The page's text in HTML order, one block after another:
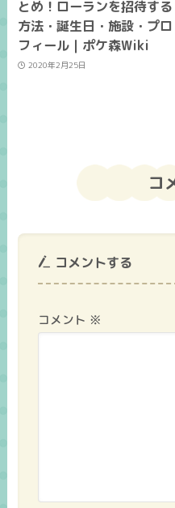
とめ！ローランを招待する
方法・誕生日・施設・プロ
フィール｜ポケ森Wiki
2020年2月25日
コ
コメントする
コメント ※